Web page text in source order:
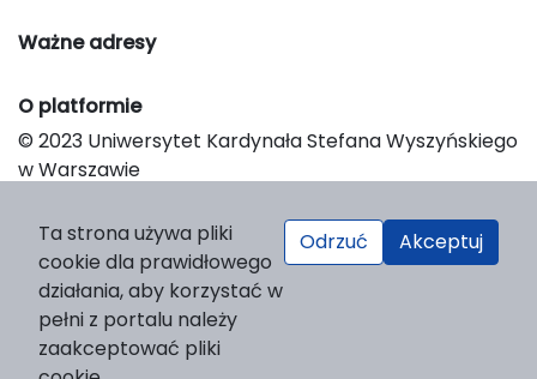
Ważne adresy
O platformie
© 2023 Uniwersytet Kardynała Stefana Wyszyńskiego
w Warszawie
Platform & Workflow by OJS/PKP
Ta strona używa pliki
cookie dla prawidłowego
działania, aby korzystać w
pełni z portalu należy
zaakceptować pliki
Odrzuć Akceptuj